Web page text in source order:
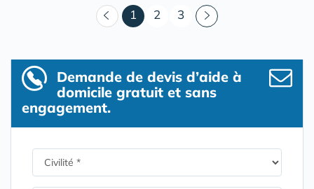
1 (courant)
2 3
Demande de devis d’aide à
domicile gratuit et sans
engagement.